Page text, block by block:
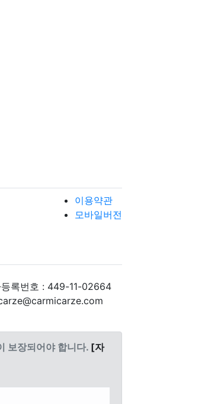
이용약관
모바일버전
록번호 : 449-11-02664
보장되어야 합니다. [자